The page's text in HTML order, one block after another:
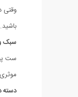
سبک
دسته